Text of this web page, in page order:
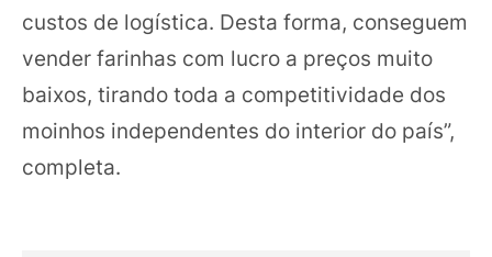
custos de logística. Desta forma, conseguem
vender farinhas com lucro a preços muito
baixos, tirando toda a competitividade dos
moinhos independentes do interior do país”,
completa.